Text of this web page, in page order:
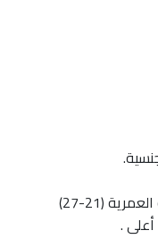
أن يكون المتقدم ضمن الفئة العمرية (21-27)
.